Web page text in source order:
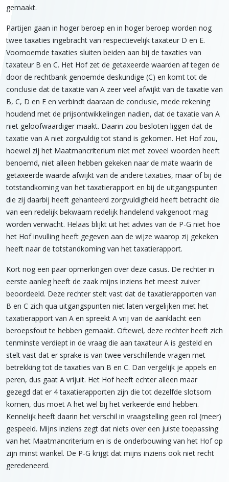
gemaakt.
Partijen gaan in hoger beroep en in hoger beroep worden nog
twee taxaties ingebracht van respectievelijk taxateur D en E.
Voornoemde taxaties sluiten beiden aan bij de taxaties van
taxateur B en C. Het Hof zet de getaxeerde waarden af tegen de
door de rechtbank genoemde deskundige (C) en komt tot de
conclusie dat de taxatie van A zeer veel afwijkt van de taxatie van
B, C, D en E en verbindt daaraan de conclusie, mede rekening
houdend met de prijsontwikkelingen nadien, dat de taxatie van A
niet geloofwaardiger maakt. Daarin zou besloten liggen dat de
taxatie van A niet zorgvuldig tot stand is gekomen. Het Hof zou,
hoewel zij het Maatmancriterium niet met zoveel woorden heeft
benoemd, niet alleen hebben gekeken naar de mate waarin de
getaxeerde waarde afwijkt van de andere taxaties, maar of bij de
totstandkoming van het taxatierapport en bij de uitgangspunten
die zij daarbij heeft gehanteerd zorgvuldigheid heeft betracht die
van een redelijk bekwaam redelijk handelend vakgenoot mag
worden verwacht. Helaas blijkt uit het advies van de P-G niet hoe
het Hof invulling heeft gegeven aan de wijze waarop zij gekeken
heeft naar de totstandkoming van het taxatierapport.
Kort nog een paar opmerkingen over deze casus. De rechter in
eerste aanleg heeft de zaak mijns inziens het meest zuiver
beoordeeld. Deze rechter stelt vast dat de taxatierapporten van
B en C zich qua uitgangspunten niet laten vergelijken met het
taxatierapport van A en spreekt A vrij van de aanklacht een
beroepsfout te hebben gemaakt. Oftewel, deze rechter heeft zich
tenminste verdiept in de vraag die aan taxateur A is gesteld en
stelt vast dat er sprake is van twee verschillende vragen met
betrekking tot de taxaties van B en C. Dan vergelijk je appels en
peren, dus gaat A vrijuit. Het Hof heeft echter alleen maar
gezegd dat er 4 taxatierapporten zijn die tot dezelfde slotsom
komen, dus moet A het wel bij het verkeerde eind hebben.
Kennelijk heeft daarin het verschil in vraagstelling geen rol (meer)
gespeeld. Mijns inziens zegt dat niets over een juiste toepassing
van het Maatmancriterium en is de onderbouwing van het Hof op
zijn minst wankel. De P-G krijgt dat mijns inziens ook niet recht
geredeneerd.